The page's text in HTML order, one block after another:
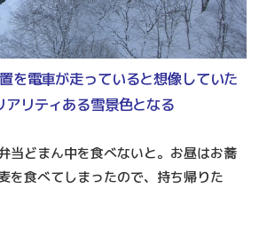
を電車が走っていると想像していた
アリティある雪景色となる
当どまん中を食べないと。お昼はお蕎
を食べてしまったので、持ち帰りた